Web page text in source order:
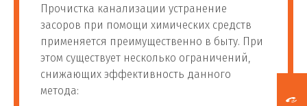
Прочистка канализации устранение
засоров при помощи химических средств
применяется преимущественно в быту. При
этом существует несколько ограничений,
снижающих эффективность данного
метода: